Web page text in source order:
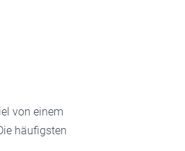
von einem
häufigsten